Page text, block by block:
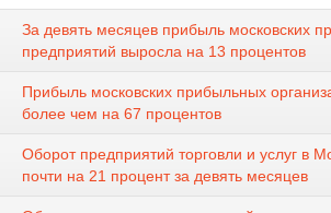
За девять месяцев прибыль московских
предприятий выросла на 13 процентов
Прибыль московских прибыльных
более чем на 67 процентов
Оборот предприятий торговли и услуг в
почти на 21 процент за девять месяцев